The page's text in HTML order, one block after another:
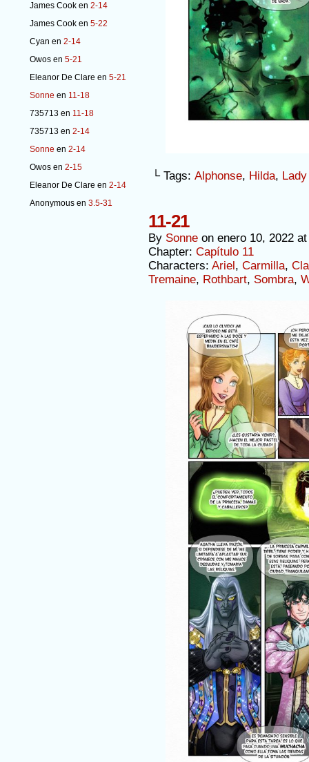
James Cook en 2-14
James Cook en 5-22
Cyan en 2-14
Owos en 5-21
Eleanor De Clare en 5-21
Sonne en 11-18
735713 en 11-18
735713 en 2-14
Sonne en 2-14
Owos en 2-15
Eleanor De Clare en 2-14
Anonymous en 3.5-31
└ Tags: Alphonse, Hilda,
11-21
By Sonne on enero 10, 2022
Chapter: Capítulo 11
Characters: Ariel , Carmilla,
Tremaine, Rothbart, Sombra,